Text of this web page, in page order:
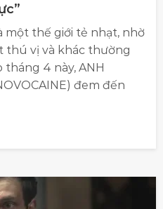
một thế giới tẻ nhạt, nhờ
thú vị và khác thường
tháng 4 này, ANH
đem đến